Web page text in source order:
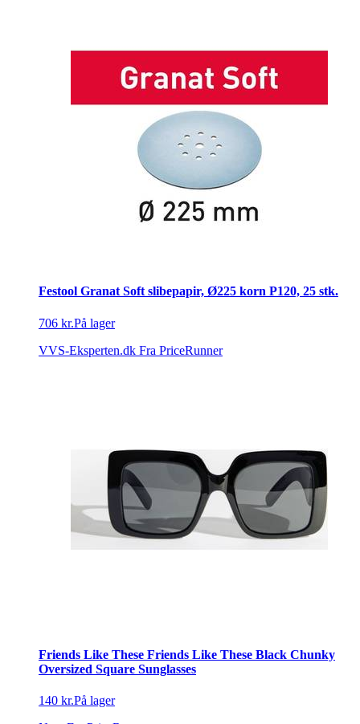
Festool Granat Soft slibepapir, Ø225 korn P120, 25 stk.
706 kr.På lager
VVS-Eksperten.dk Fra PriceRunner
Friends Like These Friends Like These Black Chunky
Oversized Square Sunglasses
140 kr.På lager